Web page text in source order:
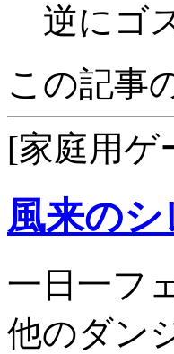
逆にゴ
この記事
[家庭用ゲ
風来の
一日一フ
他のダン